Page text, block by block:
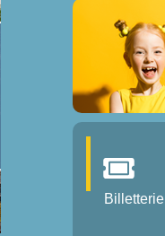
sortie
sortie Paris
prévue
reportée au
Billetterie